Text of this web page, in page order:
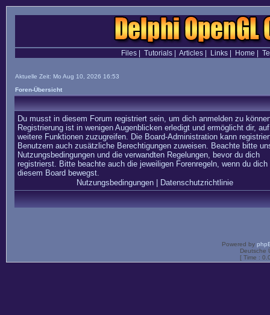
Files| Tutorials| Articles| Links| Home
Aktuelle Zeit: Mo Aug 10, 2026 16:53
Foren-Übersicht
Du musst in diesem Forum registriert sein, um dich anmelden zu
Registrierung ist in wenigen Augenblicken erledigt und ermöglicht dir, auf
weitere Funktionen zuzugreifen. Die Board-Administration kann
Benutzern auch zusätzliche Berechtigungen zuweisen. Beachte bitte
Nutzungsbedingungen und die verwandten Regelungen, bevor du dich
registrierst. Bitte beachte auch die jeweiligen Forenregeln, wenn du dich
diesem Board bewegst.
Nutzungsbedingungen| Datenschutzrichtlinie
Powered by
Deutsche
[ Time :